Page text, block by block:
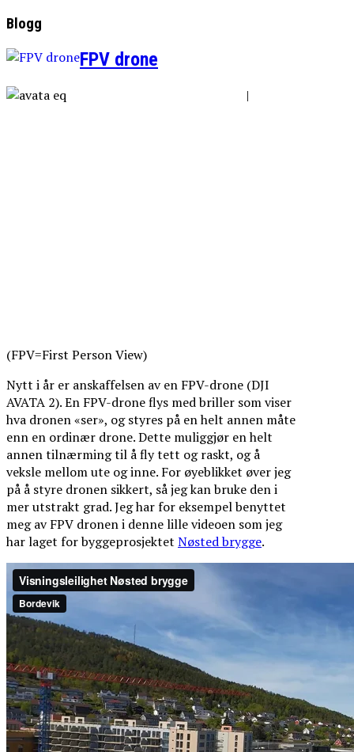
Blogg
FPV drone
|
(FPV=First Person View)
Nytt i år er anskaffelsen av en FPV-drone (DJI
AVATA 2). En FPV-drone flys med briller som viser
hva dronen «ser», og styres på en helt annen måte
enn en ordinær drone. Dette muliggjør en helt
annen tilnærming til å fly tett og raskt, og å
veksle mellom ute og inne. For øyeblikket øver jeg
på å styre dronen sikkert, så jeg kan bruke den i
mer utstrakt grad. Jeg har for eksempel benyttet
meg av FPV dronen i denne lille videoen som jeg
har laget for byggeprosjektet Nøsted brygge.